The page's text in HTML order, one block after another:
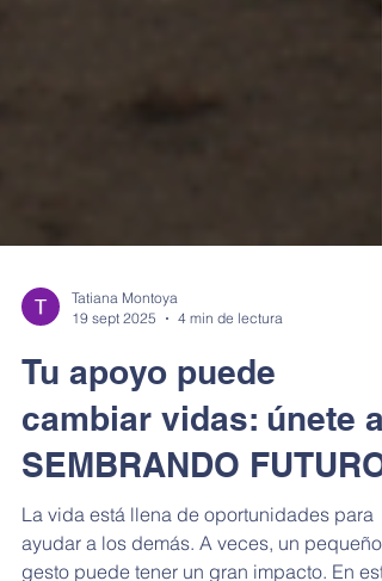
Tatiana Montoya
19 sept 2025
4 min de lectura
Tu apoyo puede
cambiar vidas: únete a
SEMBRANDO FUTURO